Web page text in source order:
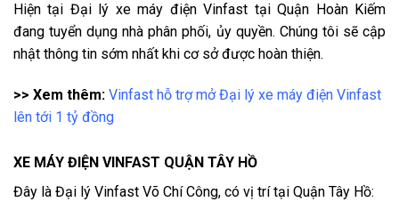
Hiện tại Đại lý xe máy điện Vinfast tại Quận Hoàn Kiếm
đang tuyển dụng nhà phân phối, ủy quyền. Chúng tôi sẽ cập
nhật thông tin sớm nhất khi cơ sở được hoàn thiện.
>> Xem thêm: Vinfast hỗ trợ mở Đại lý xe máy điện Vinfast
lên tới 1 tỷ đồng
XE MÁY ĐIỆN VINFAST QUẬN TÂY HỒ
Đây là Đại lý Vinfast Võ Chí Công, có vị trí tại Quận Tây Hồ: